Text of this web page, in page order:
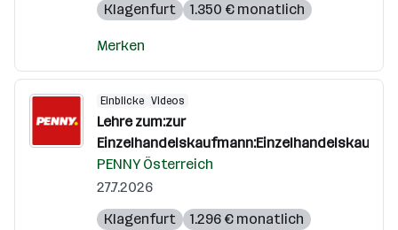
Klagenfurt
1.350 € monatlich
Merken
Einblicke Videos
Lehre zum:zur
PENNY Österreich
27.7.2026
Klagenfurt
1.296 € monatlich